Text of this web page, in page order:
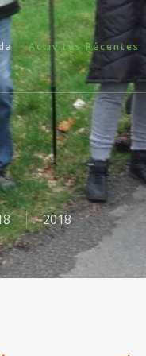
Activités Récentes
2018